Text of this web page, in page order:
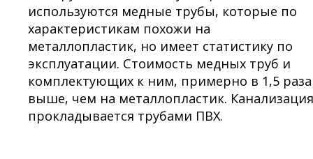
используются медные трубы, которые по
характеристикам похожи на
металлопластик, но имеет статистику по
эксплуатации. Стоимость медных труб и
комплектующих к ним, примерно в 1,5 раза
выше, чем на металлопластик. Канализация
прокладывается трубами ПВХ.